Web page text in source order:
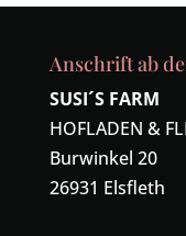
Anschrift ab
SUSI´S FARM
HOFLADEN &
Burwinkel 20
26931 Elsfleth